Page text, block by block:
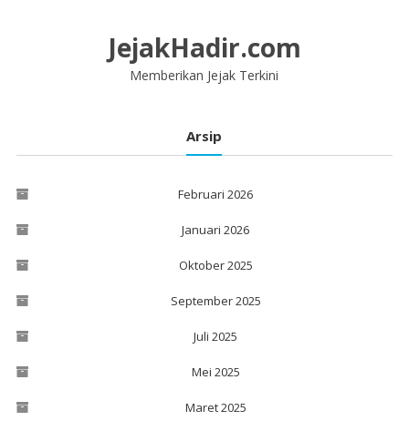
JejakHadir.com
Memberikan Jejak Terkini
Arsip
Februari 2026
Januari 2026
Oktober 2025
September 2025
Juli 2025
Mei 2025
Maret 2025